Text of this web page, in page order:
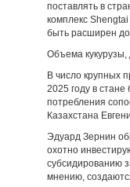
поставлять в
комплекс
быть расширен
Объема кукурузы,
В число крупных
2025 году в
потребления
Казахстана
Эдуард Зернин
охотно
субсидированию
мнению,